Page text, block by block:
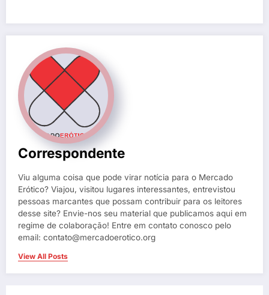
Correspondente
Viu alguma coisa que pode virar notícia para o Mercado
Erótico? Viajou, visitou lugares interessantes, entrevistou
pessoas marcantes que possam contribuir para os leitores
desse site? Envie-nos seu material que publicamos aqui em
regime de colaboração! Entre em contato conosco pelo
email: contato@mercadoerotico.org
View All Posts